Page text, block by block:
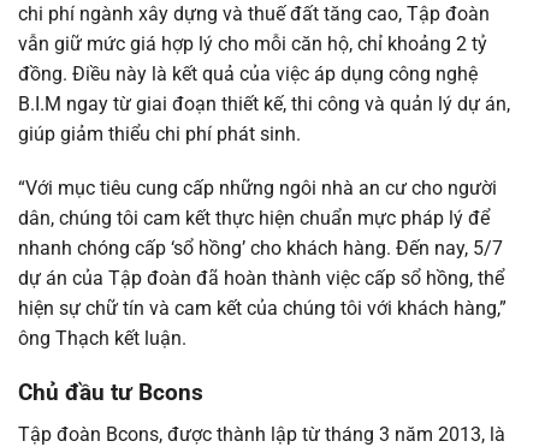
chi phí ngành xây dựng và thuế đất tăng cao, Tập đoàn
vẫn giữ mức giá hợp lý cho mỗi căn hộ, chỉ khoảng 2 tỷ
đồng. Điều này là kết quả của việc áp dụng công nghệ
B.I.M ngay từ giai đoạn thiết kế, thi công và quản lý dự án,
giúp giảm thiểu chi phí phát sinh.
“Với mục tiêu cung cấp những ngôi nhà an cư cho người
dân, chúng tôi cam kết thực hiện chuẩn mực pháp lý để
nhanh chóng cấp ‘sổ hồng’ cho khách hàng. Đến nay, 5/7
dự án của Tập đoàn đã hoàn thành việc cấp sổ hồng, thể
hiện sự chữ tín và cam kết của chúng tôi với khách hàng,”
ông Thạch kết luận.
Chủ đầu tư Bcons
Tập đoàn Bcons, được thành lập từ tháng 3 năm 2013, là